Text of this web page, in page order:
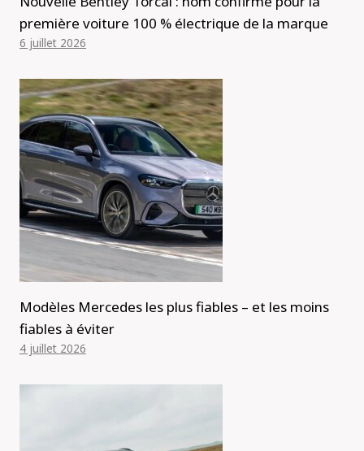
première voiture 100 % électrique de la marque
6 juillet 2026
Modèles Mercedes les plus fiables – et les moins
fiables à éviter
4 juillet 2026